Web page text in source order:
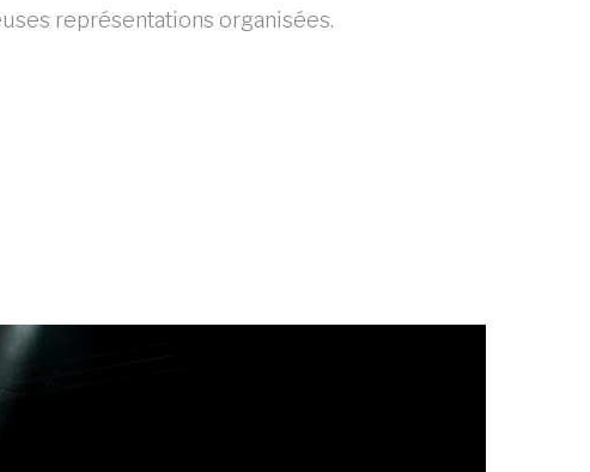
représentations organisées.